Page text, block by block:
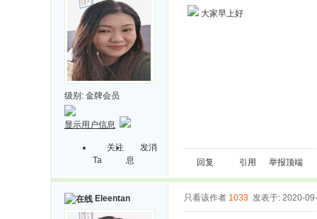
级别: 金牌会员
显示用户信息
关注
Ta
发消
息
大家早上好
回复 引用 举报顶端
Eleentan 只看该作者 1033 发表于: 2020-